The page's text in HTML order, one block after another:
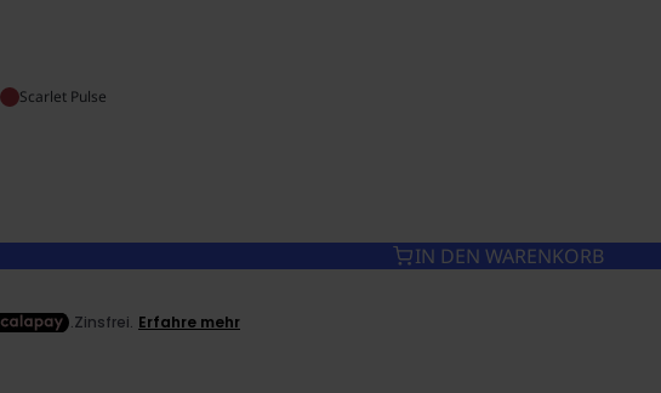
Scarlet Pulse
IN DEN WARENKORB